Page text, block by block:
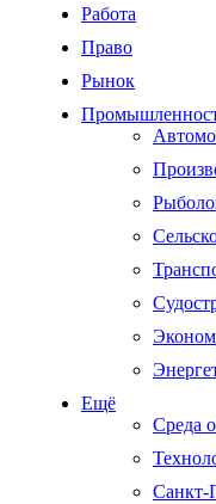
Работа
Право
Рынок
Ещё
Среда
Санкт-